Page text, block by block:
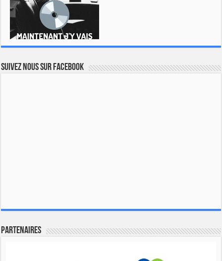
Suivez nous sur Facebook
Partenaires